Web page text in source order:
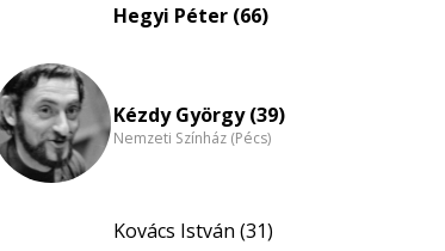
Hegyi Péter (66)
Kézdy György (39)
Nemzeti Színház (Pécs)
Kovács István (31)